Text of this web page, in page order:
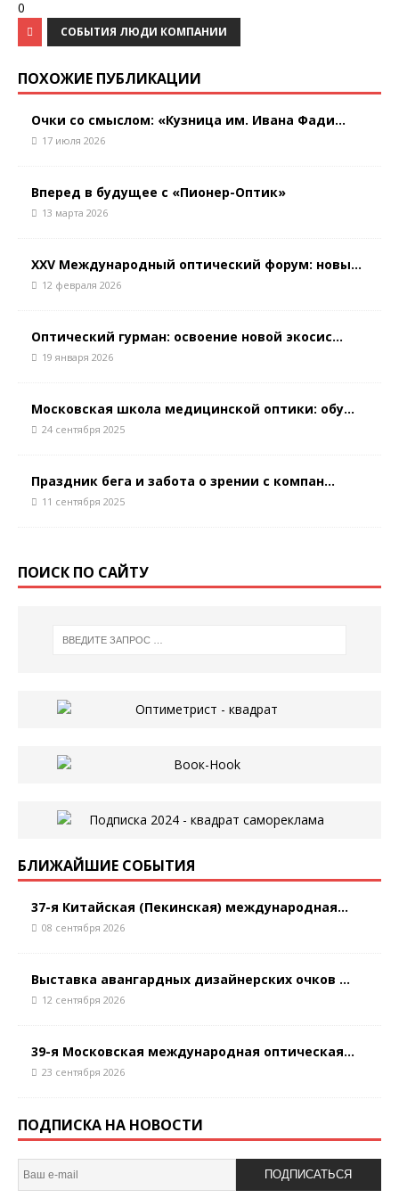
0
СОБЫТИЯ ЛЮДИ КОМПАНИИ
ПОХОЖИЕ ПУБЛИКАЦИИ
Очки со смыслом: «Кузница им. Ивана Фади...
17 июля 2026
Вперед в будущее с «Пионер-Оптик»
13 марта 2026
XXV Международный оптический форум: новы...
12 февраля 2026
Оптический гурман: освоение новой экосис...
19 января 2026
Московская школа медицинской оптики: обу...
24 сентября 2025
Праздник бега и забота о зрении с компан...
11 сентября 2025
ПОИСК ПО САЙТУ
БЛИЖАЙШИЕ СОБЫТИЯ
37-я Китайская (Пекинская) международная...
08 сентября 2026
Выставка авангардных дизайнерских очков ...
12 сентября 2026
39-я Московская международная оптическая...
23 сентября 2026
ПОДПИСКА НА НОВОСТИ
ПОДПИСАТЬСЯ